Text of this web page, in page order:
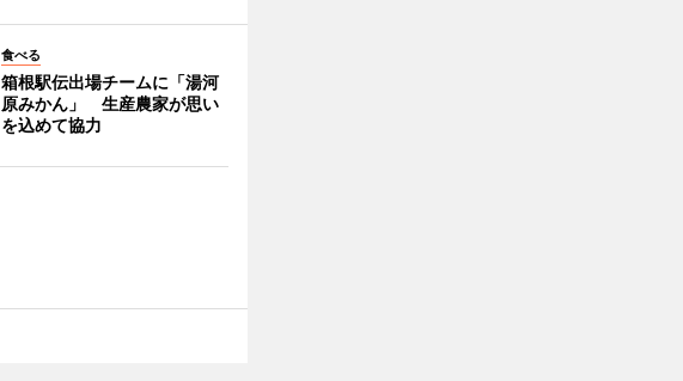
食べる
箱根駅伝出場チームに「湯河
原みかん」 生産農家が思い
を込めて協力